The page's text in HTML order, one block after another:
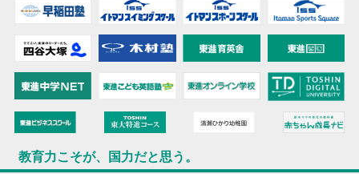
教育力こそが、国力だと思う。